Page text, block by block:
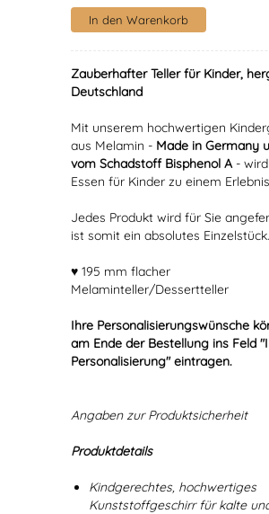
Zauberhafter Teller für Kinder,
Deutschland
Mit unserem hochwertigen
aus Melamin - Made in Germany
vom Schadstoff Bisphenol A- wird
Essen für Kinder zu einem
Jedes Produkt wird für Sie
ist somit ein absolutes Einzelstück.
♥ 195 mm flacher
Melaminteller/Dessertteller
Ihre Personalisierungswünsche
am Ende der Bestellung ins Feld
Personalisierung" eintragen.
Angaben zur Produktsicherheit
Produktdetails
Kindgerechtes, hochwertiges
Kunststoffgeschirr für kalte